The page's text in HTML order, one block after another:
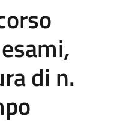
di n.